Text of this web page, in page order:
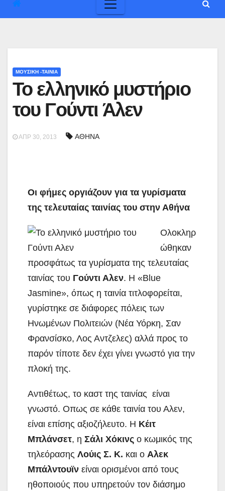
ΜΟΥΣΙΚΗ -ΤΑΙΝΙΑ
Το ελληνικό μυστήριο
του Γούντι Άλεν
ΑΠΡ 30, 2013 ΑΘΗΝΑ
Οι φήμες οργιάζουν για τα γυρίσματα
της τελευταίας ταινίας του στην Αθήνα
Ολοκληρ
ώθηκαν
προσφάτως τα γυρίσματα της τελευταίας
ταινίας του Γούντι Αλεν. Η «Blue
Jasmine», όπως η ταινία τιτλοφορείται,
γυρίστηκε σε διάφορες πόλεις των
Ηνωμένων Πολιτειών (Νέα Υόρκη, Σαν
Φρανσίσκο, Λος Αντζελες) αλλά προς το
παρόν τίποτε δεν έχει γίνει γνωστό για την
πλοκή της.
Αντιθέτως, το καστ της ταινίας είναι
γνωστό. Οπως σε κάθε ταινία του Αλεν,
είναι επίσης αξιοζήλευτο. Η Κέιτ
Μπλάνσετ, η Σάλι Χόκινς ο κωμικός της
τηλεόρασης Λούις Σ. Κ. και ο Αλεκ
Μπάλντουϊν είναι ορισμένοι από τους
ηθοποιούς που υπηρετούν τον διάσημο